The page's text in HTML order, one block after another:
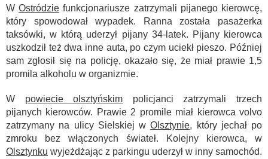
WOstródzie funkcjonariusze zatrzymali pijanego kierowcę,
który spowodował wypadek. Ranna została pasażerka
taksówki, w którą uderzył pijany 34-latek. Pijany kierowca
uszkodził też dwa inne auta, po czym uciekł pieszo. Później
sam zgłosił się na policję, okazało się, że miał prawie 1,5
promila alkoholu w organizmie.
W powiecie olsztyńskim policjanci zatrzymali trzech
pijanych kierowców. Prawie 2 promile miał kierowca volvo
zatrzymany na ulicy Sielskiej wOlsztynie, który jechał po
zmroku bez włączonych świateł. Kolejny kierowca, w
Olsztynku wyjeżdżając z parkingu uderzył w inny samochód.